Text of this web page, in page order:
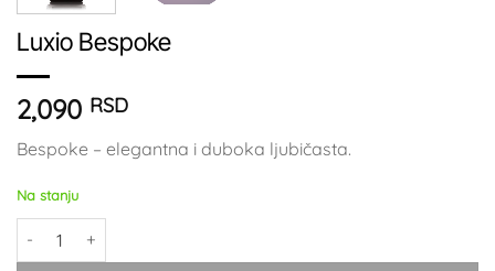
Luxio Bespoke
2,090 RSD
Bespoke – elegantna i duboka ljubičasta.
Na stanju
Luxio Bespoke količina